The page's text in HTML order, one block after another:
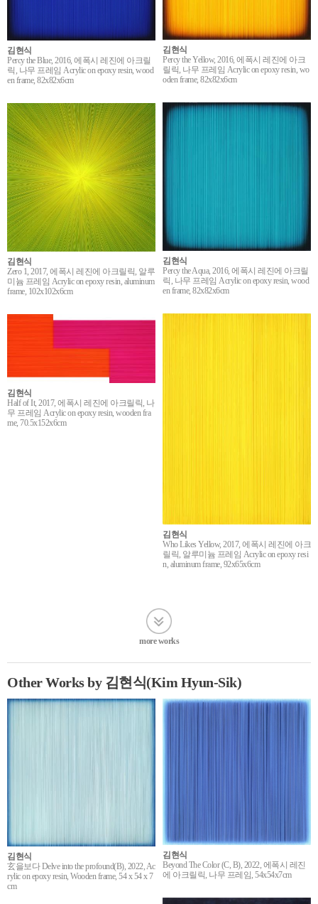
김현식
Percy the Blue, 2016, 에폭시 레진에 아크릴
릭, 나무 프레임 Acrylic on epoxy resin, wood
en frame, 82x82x6cm
김현식
Percy the Yellow, 2016, 에폭시 레진에 아크
릴릭, 나무 프레임 Acrylic on epoxy resin, wo
oden frame, 82x82x6cm
김현식
Percy the Aqua, 2016, 에폭시 레진에 아크릴
릭, 나무 프레임 Acrylic on epoxy resin, wood
en frame, 82x82x6cm
김현식
Zero 1, 2017, 에폭시 레진에 아크릴릭, 알루
미늄 프레임 Acrylic on epoxy resin, aluminum
frame, 102x102x6cm
김현식
Who Likes Yellow, 2017, 에폭시 레진에 아크
릴릭, 알루미늄 프레임 Acrylic on epoxy resi
n, aluminum frame, 92x65x6cm
김현식
Half of It, 2017, 에폭시 레진에 아크릴릭, 나
무 프레임 Acrylic on epoxy resin, wooden fra
me, 70.5x152x6cm
more works
Other Works by 김현식(Kim Hyun-Sik)
김현식
玄을보다 Delve into the profound(B), 2022, Ac
rylic on epoxy resin, Wooden frame, 54 x 54 x 7
cm
김현식
Beyond The Color (C, B), 2022, 에폭시 레진
에 아크릴릭, 나무 프레임, 54x54x7cm